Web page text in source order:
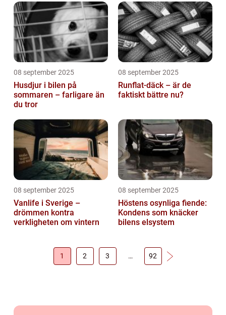
08 september 2025
Husdjur i bilen på
sommaren – farligare än
du tror
08 september 2025
Runflat-däck – är de
faktiskt bättre nu?
08 september 2025
Vanlife i Sverige –
drömmen kontra
verkligheten om vintern
08 september 2025
Höstens osynliga fiende:
Kondens som knäcker
bilens elsystem
1 2 3 … 92